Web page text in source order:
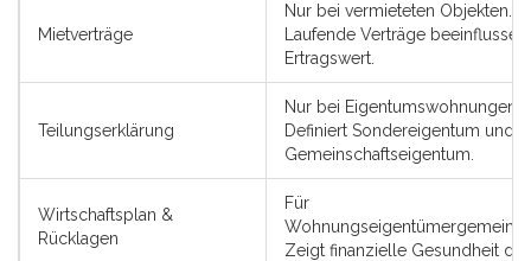
Mietverträge
Nur bei vermieteten Objekten.
Laufende Verträge
Ertragswert.
Teilungserklärung
Nur bei Eigentumswohnungen.
Definiert Sondereigentum und
Gemeinschaftseigentum.
Wirtschaftsplan &
Rücklagen
Für
Zeigt finanzielle Gesundheit